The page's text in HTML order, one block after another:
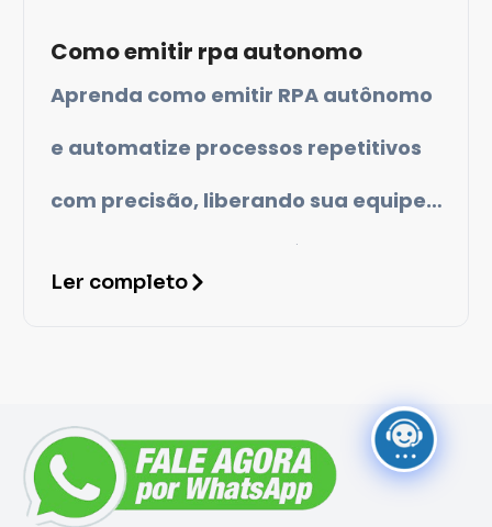
Como emitir rpa autonomo
Aprenda como emitir RPA autônomo
e automatize processos repetitivos
com precisão, liberando sua equipe
para atividades estratégicas e
Ler completo